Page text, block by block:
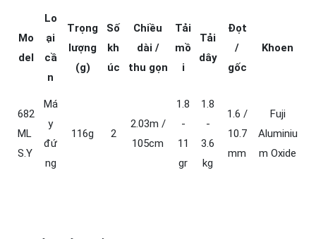
Mo
del
Lo
ại
cầ
n
Trọng
lượng
(g)
Số
kh
úc
Chiều
dài /
thu gọn
Tải
mồ
i
Tải
dây
Đọt
/
gốc
Khoen
682
ML
S.Y
Má
y
đứ
ng
116g 2
2.03m /
105cm
1.8
-
11
gr
1.8
-
3.6
kg
1.6 /
10.7
mm
Fuji
Aluminiu
m Oxide